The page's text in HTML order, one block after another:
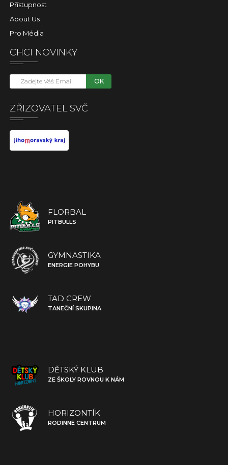
Přístupnost
About Us
Pro Média
CHCI NOVINKY
OK
ZŘIZOVATEL SVČ
FLORBAL
PITBULLS
GYMNASTIKA
ENERGIE POHYBU
TAD CREW
TANEČNÍ SKUPINA
DĚTSKÝ KLUB
ZE ŠKOLY ROVNOU K NÁM
HORIZONTÍK
RODINNÉ CENTRUM